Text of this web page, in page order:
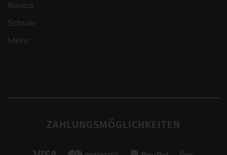
Basics
Schule
Mehr
ZAHLUNGSMÖGLICHKEITEN